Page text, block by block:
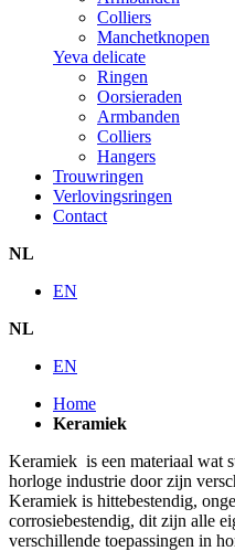
Colliers
Manchetknopen
Yeva delicate
Ringen
Oorsieraden
Armbanden
Colliers
Hangers
Trouwringen
Verlovingsringen
Contact
NL
EN
NL
EN
Home
Keramiek
Keramiek is een materiaal wat
horloge industrie door zijn
Keramiek is hittebestendig,
corrosiebestendig, dit zijn alle
verschillende toepassingen in